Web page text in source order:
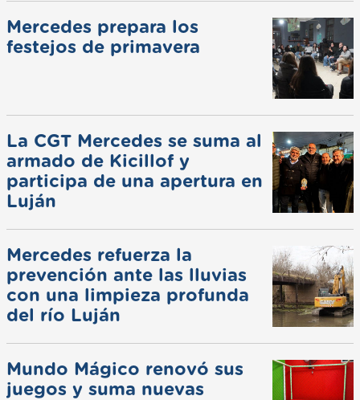
Mercedes prepara los
festejos de primavera
La CGT Mercedes se suma al
armado de Kicillof y
participa de una apertura en
Luján
Mercedes refuerza la
prevención ante las lluvias
con una limpieza profunda
del río Luján
Mundo Mágico renovó sus
juegos y suma nuevas